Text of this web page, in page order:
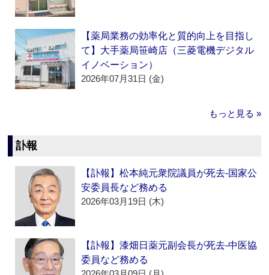
【薬局業務の効率化と質的向上を目指し
て】大手薬局笹崎店（三菱電機デジタル
イノベーション）
2026年07月31日 (金)
もっと見る »
訃報
【訃報】松本純元衆院議員が死去‐国家公
安委員長など務める
2026年03月19日 (木)
【訃報】漆畑日薬元副会長が死去‐中医協
委員など務める